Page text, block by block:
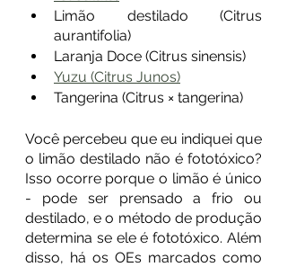
Limão destilado (Citrus
aurantifolia)
Laranja Doce (Citrus sinensis)
Yuzu (Citrus Junos)
Tangerina (Citrus × tangerina)
Você percebeu que eu indiquei que
o limão destilado não é fototóxico?
Isso ocorre porque o limão é único
- pode ser prensado a frio ou
destilado, e o método de produção
determina se ele é fototóxico. Além
disso, há os OEs marcados como